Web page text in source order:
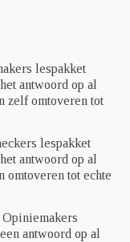
lespakket
antwoord op al
zelf omtoveren tot
lespakket
antwoord op al
omtoveren tot echte
antwoord op al